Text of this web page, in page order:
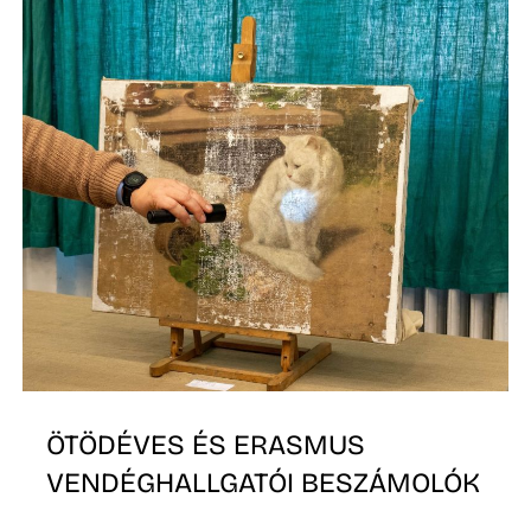
ÖTÖDÉVES ÉS ERASMUS
VENDÉGHALLGATÓI BESZÁMOLÓK